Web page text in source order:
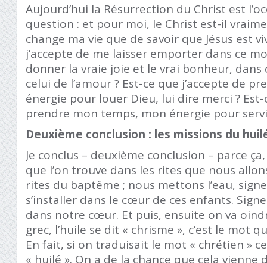
Aujourd’hui la Résurrection du Christ est
question : et pour moi, le Christ est-il
change ma vie que de savoir que Jésus est
j’accepte de me laisser emporter dans ce
donner la vraie joie et le vrai bonheur,
celui de l’amour ? Est-ce que j’accepte de
énergie pour louer Dieu, lui dire merci ? Est-
prendre mon temps, mon énergie pour
Deuxième conclusion : les missions du
Je conclus – deuxième conclusion – parce
que l’on trouve dans les rites que nous
rites du baptême ; nous mettons l’eau,
s’installer dans le cœur de ces enfants.
dans notre cœur. Et puis, ensuite on va
grec, l’huile se dit « chrisme », c’est le mot
En fait, si on traduisait le mot « chrétien »
« huilé ». On a de la chance que cela